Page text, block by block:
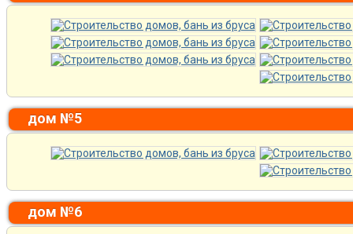
дом №5
дом №6